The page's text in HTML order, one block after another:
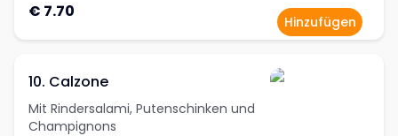
€ 7.70
Hinzufügen
10. Calzone
Mit Rindersalami, Putenschinken und
Champignons